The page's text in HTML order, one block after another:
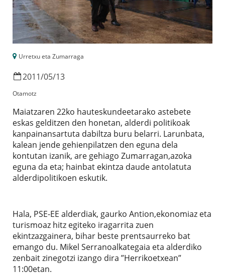
Urretxu eta Zumarraga
2011/05/13
Otamotz
Maiatzaren 22ko hauteskundeetarako astebete
eskas gelditzen den honetan, alderdi politikoak
kanpainansartuta dabiltza buru belarri. Larunbata,
kalean jende gehienpilatzen den eguna dela
kontutan izanik, are gehiago Zumarragan,azoka
eguna da eta; hainbat ekintza daude antolatuta
alderdipolitikoen eskutik.
Hala, PSE-EE alderdiak, gaurko Antion,ekonomiaz eta
turismoaz hitz egiteko iragarrita zuen
ekintzazgainera, bihar beste prentsaurreko bat
emango du. Mikel Serranoalkategaia eta alderdiko
zenbait zinegotzi izango dira ”Herrikoetxean”
11:00etan.